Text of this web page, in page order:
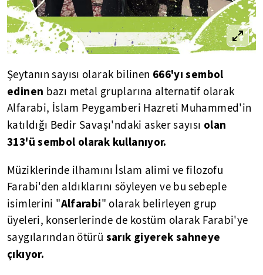
Şeytanın sayısı olarak bilinen 666'yı sembol
edinen bazı metal gruplarına alternatif olarak
Alfarabi, İslam Peygamberi Hazreti Muhammed'in
katıldığı Bedir Savaşı'ndaki asker sayısı olan
313'ü sembol olarak kullanıyor.
Müziklerinde ilhamını İslam alimi ve filozofu
Farabi'den aldıklarını söyleyen ve bu sebeple
isimlerini "Alfarabi" olarak belirleyen grup
üyeleri, konserlerinde de kostüm olarak Farabi'ye
saygılarından ötürü sarık giyerek sahneye
çıkıyor.